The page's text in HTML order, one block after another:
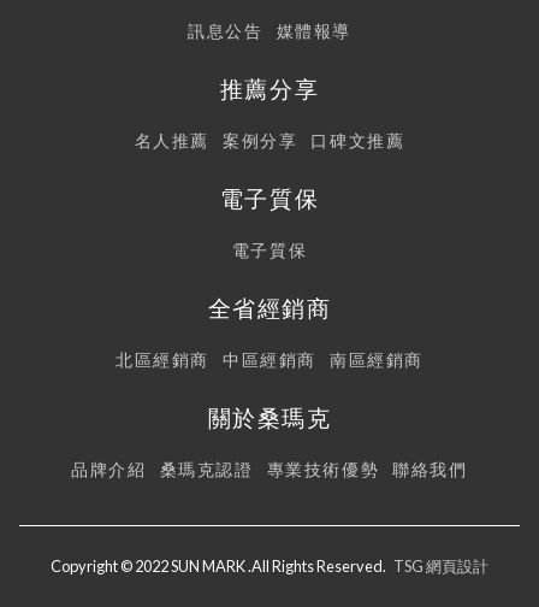
訊息公告 媒體報導
推薦分享
名人推薦 案例分享 口碑文推薦
電子質保
電子質保
全省經銷商
北區經銷商 中區經銷商 南區經銷商
關於桑瑪克
品牌介紹 桑瑪克認證 專業技術優勢 聯絡我們
Copyright © 2022 SUN MARK .All Rights Reserved. TSG 網頁設計